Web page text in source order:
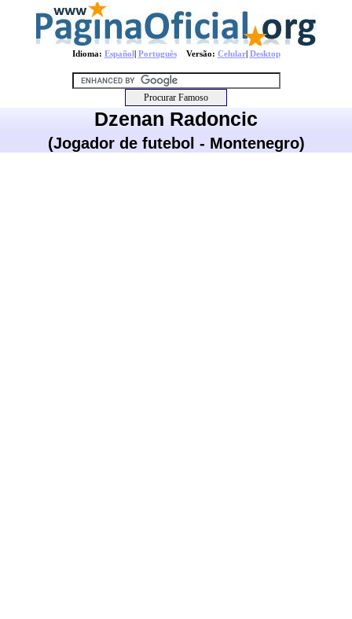
Idioma: Español| PortuguêsVersão: Celular| Desktop
Dzenan Radoncic
(Jogador de futebol - Montenegro)